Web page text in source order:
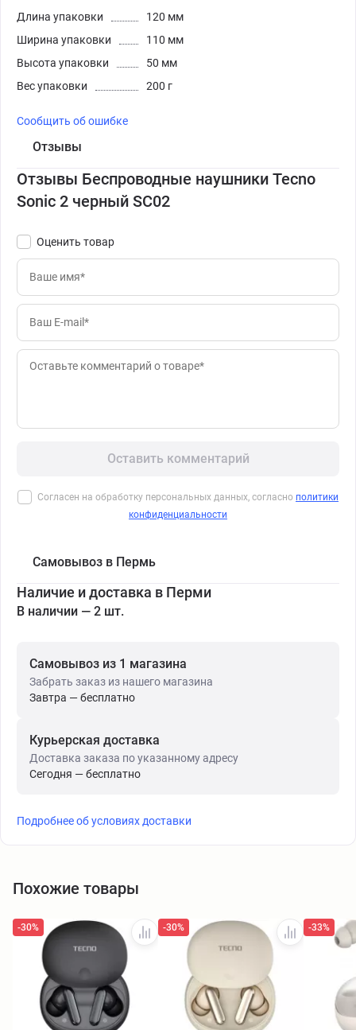
Длина упаковки
120 мм
Ширина упаковки
110 мм
Высота упаковки
50 мм
Вес упаковки
200 г
Сообщить об ошибке
Отзывы
Отзывы Беспроводные наушники Tecno
Sonic 2 черный SC02
Оценить товар
Оставить комментарий
Согласен на обработку персональных данных, согласно политики
конфиденциальности
Самовывоз в Пермь
Наличие и доставка в Перми
В наличии — 2 шт.
Самовывоз из 1 магазина
Забрать заказ из нашего магазина
Завтра — бесплатно
Курьерская доставка
Доставка заказа по указанному адресу
Сегодня — бесплатно
Подробнее об условиях доставки
Похожие товары
-30% -30% -33%